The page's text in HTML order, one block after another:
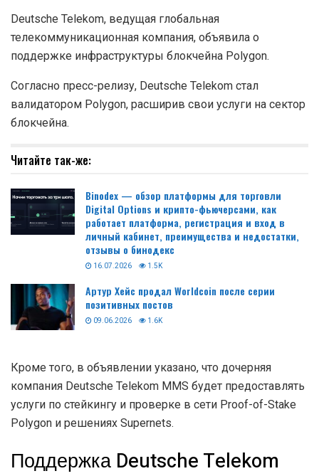
Deutsche Telekom, ведущая глобальная
телекоммуникационная компания, объявила о
поддержке инфраструктуры блокчейна Polygon.
Согласно пресс-релизу, Deutsche Telekom стал
валидатором Polygon, расширив свои услуги на сектор
блокчейна.
Читайте так-же:
Binodex — обзор платформы для торговли
Digital Options и крипто-фьючерсами, как
работает платформа, регистрация и вход в
личный кабинет, преимущества и недостатки,
отзывы о бинодекс
16.07.2026 1.5K
Артур Хейс продал Worldcoin после серии
позитивных постов
09.06.2026 1.6K
Кроме того, в объявлении указано, что дочерняя
компания Deutsche Telekom MMS будет предоставлять
услуги по стейкингу и проверке в сети Proof-of-Stake
Polygon и решениях Supernets.
Поддержка Deutsche Telekom